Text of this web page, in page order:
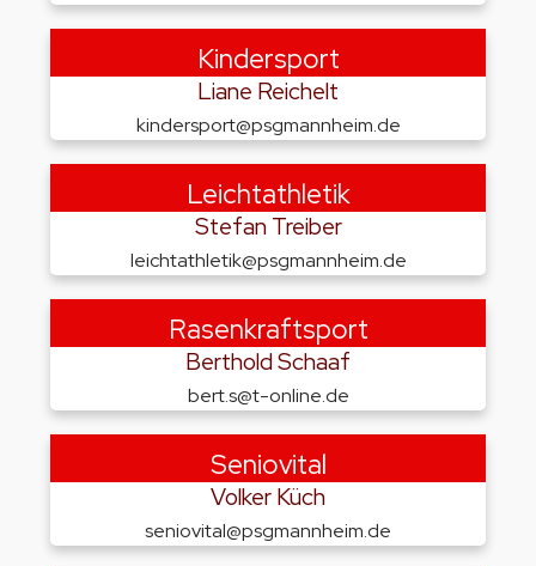
Kindersport
Liane Reichelt
kindersport@psgmannheim.de
Leichtathletik
Stefan Treiber
leichtathletik@psgmannheim.de
Rasenkraftsport
Berthold Schaaf
bert.s@t-online.de
Seniovital
Volker Küch
seniovital@psgmannheim.de